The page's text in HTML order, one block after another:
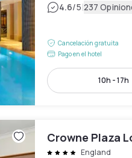
4.6/5|237
Cancelación gratuita
Pago en el hotel
10h - 17h
Crowne Plaza
England